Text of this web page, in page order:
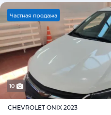
Частная продажа
10
CHEVROLET ONIX 2023